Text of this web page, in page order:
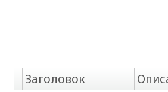
Заголовок